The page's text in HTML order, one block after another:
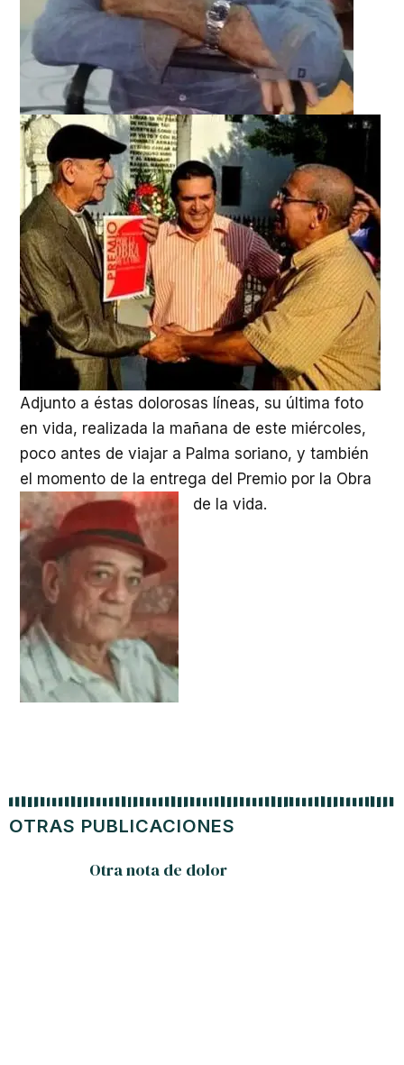
Adjunto a éstas dolorosas líneas, su última foto
en vida, realizada la mañana de este miércoles,
poco antes de viajar a Palma soriano, y también
el momento de la entrega del Premio por la Obra
de la vida.
OTRAS PUBLICACIONES
Otra nota de dolor